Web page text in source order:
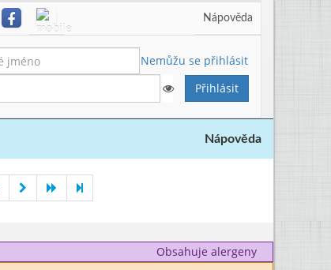
Nápověda
Nemůžu se přihlásit
Nápověda
Obsahuje alergeny